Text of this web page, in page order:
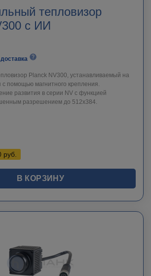
тепловизор
с ИИ
Planck NV300, устанавливаемый на
помощью магнитного крепления.
развития в серии NV с функцией
разрешением до 512x384.
руб.
В КОРЗИНУ